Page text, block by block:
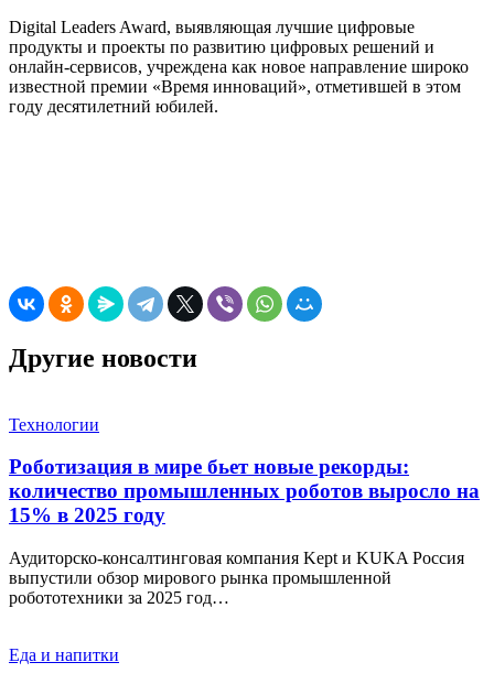
Digital Leaders Award, выявляющая лучшие цифровые
продукты и проекты по развитию цифровых решений и
онлайн-сервисов, учреждена как новое направление широко
известной премии «Время инноваций», отметившей в этом
году десятилетний юбилей.
Другие новости
Технологии
Роботизация в мире бьет новые рекорды:
количество промышленных роботов выросло на
15% в 2025 году
Аудиторско-консалтинговая компания Kept и KUKA Россия
выпустили обзор мирового рынка промышленной
робототехники за 2025 год…
Еда и напитки